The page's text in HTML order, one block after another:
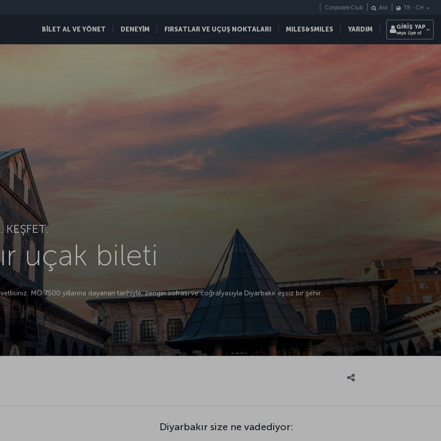
BİLET AL VE YÖNET DENEYİM FIRSATLAR VE UÇUŞ NOKTALARI MILES&SMILES YARDIM
Corporate Club Ara TR - CH
GİRİŞ YAP
veya üye ol
KEŞFET.
uçak bileti
MÖ 7500 yıllarına dayanan tarihiyle, zengin sofrası ve coğrafyasıyla Diyarbakır eşsiz bir şehir.
Diyarbakır size ne vadediyor: